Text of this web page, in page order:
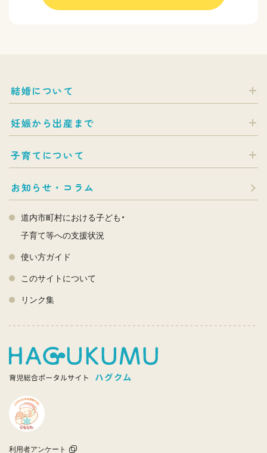
結婚について
妊娠から出産まで
子育てについて
お知らせ・コラム
道内市町村における子ども・
子育て等への支援状況
使い方ガイド
このサイトについて
リンク集
利用者アンケート